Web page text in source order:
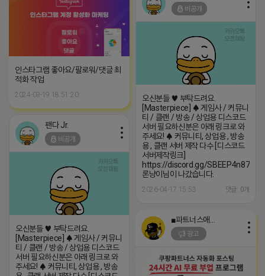
인스타그램 좋아요/팔로워/댓글 최
적화 작업
2024-09-19 18:51:20
비공개
오신분들 ♥ 부탁드려요.
[Masterpiece] ♠ 게임사 / 커뮤니
티 / 클랜 / 방송 / 상업용 디스코드
서버 필요하신분은 아래 링크로 와
주세요! ♠ 커뮤니티, 상업용 , 방송
용 , 클랜 서버 제작 다수 [디스코드
서버제작링크]
https://discord.gg/SBEEP4n87z
론냥이님이 나갔습니다.
2026-04-17 15:53 댓글: 0개
팬다 Jr.
비공개
오신분들 ♥ 부탁드려요.
[Masterpiece] ♠ 게임사 / 커뮤니
티 / 클랜 / 방송 / 상업용 디스코드
서버 필요하신분은 아래 링크로 와
주세요! ♠ 커뮤니티, 상업용 , 방송
광고